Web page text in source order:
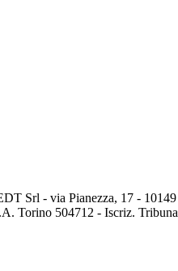
Srl - via Pianezza, 17 -
Torino 504712 - Iscriz.